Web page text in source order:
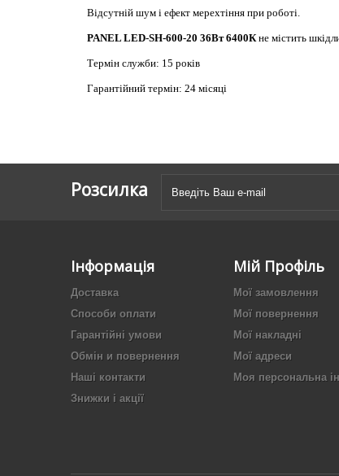
Відсутній шум і ефект мерехтіння при роботі.
PANEL LED-SH-600-20 36Вт 6400Кне містить
Термін служби: 15 років
Гарантійний термін: 24 місяці
Розсилка
Інформація
Доставка
Способи оплати
Гарантійні умови
Обмін и повернення
Наші контакти
Знижки і акції
Мій Профіль
Мої замовлення
Мої повернення
Мої накладні
Мої адреси
Моя персональна